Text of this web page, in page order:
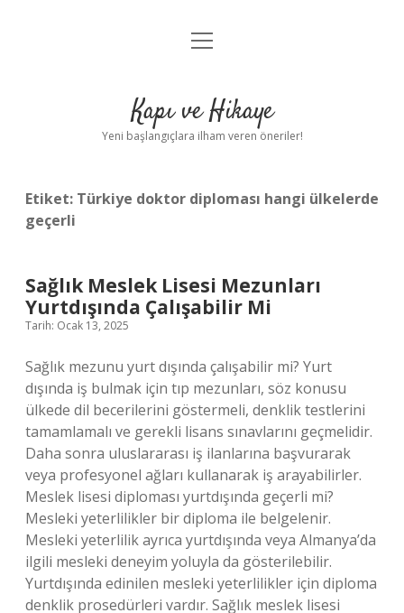
Anasayfa
Yasal Uyarı
menüyü
Kapı ve Hikaye
Yeni başlangıçlara ilham veren öneriler!
Etiket: Türkiye doktor diploması hangi ülkelerde
geçerli
Sağlık Meslek Lisesi Mezunları
Yurtdışında Çalışabilir Mi
Tarih: Ocak 13, 2025
Sağlık mezunu yurt dışında çalışabilir mi? Yurt
dışında iş bulmak için tıp mezunları, söz konusu
ülkede dil becerilerini göstermeli, denklik testlerini
tamamlamalı ve gerekli lisans sınavlarını geçmelidir.
Daha sonra uluslararası iş ilanlarına başvurarak
veya profesyonel ağları kullanarak iş arayabilirler.
Meslek lisesi diploması yurtdışında geçerli mi?
Mesleki yeterlilikler bir diploma ile belgelenir.
Mesleki yeterlilik ayrıca yurtdışında veya Almanya’da
ilgili mesleki deneyim yoluyla da gösterilebilir.
Yurtdışında edinilen mesleki yeterlilikler için diploma
denklik prosedürleri vardır. Sağlık meslek lisesi